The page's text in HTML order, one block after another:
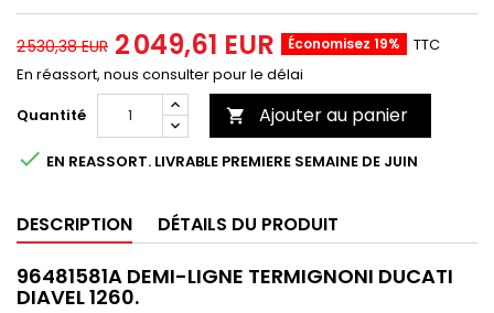
2 530,38 EUR 2 049,61 EUR Économisez 19%
TTC
En réassort, nous consulter pour le délai
Quantité
 Ajouter au panier
 EN REASSORT. LIVRABLE PREMIERE SEMAINE DE JUIN
DESCRIPTION DÉTAILS DU PRODUIT
96481581A DEMI-LIGNE TERMIGNONI DUCATI
DIAVEL 1260.